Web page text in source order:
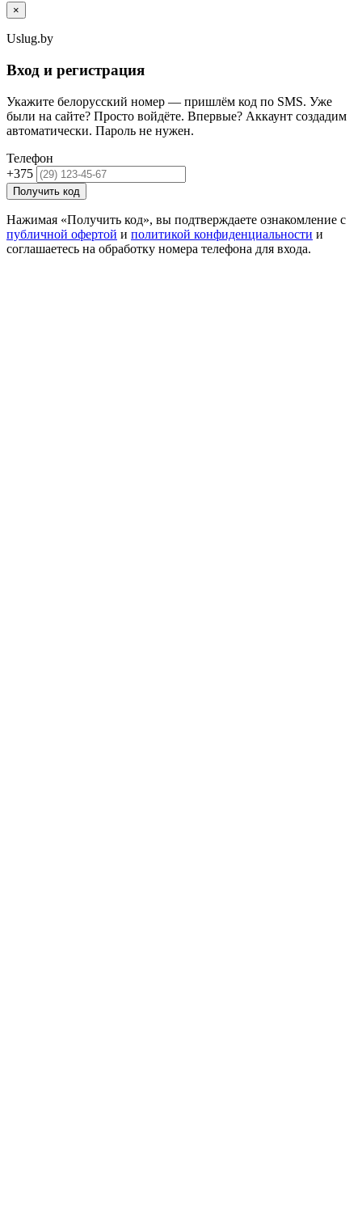
×
Uslug.by
Вход и регистрация
Укажите белорусский номер — пришлём код по SMS. Уже
были на сайте? Просто войдёте. Впервые? Аккаунт создадим
автоматически. Пароль не нужен.
Телефон
+375
Получить код
Нажимая «Получить код», вы подтверждаете ознакомление с
публичной офертой и политикой конфиденциальности и
соглашаетесь на обработку номера телефона для входа.